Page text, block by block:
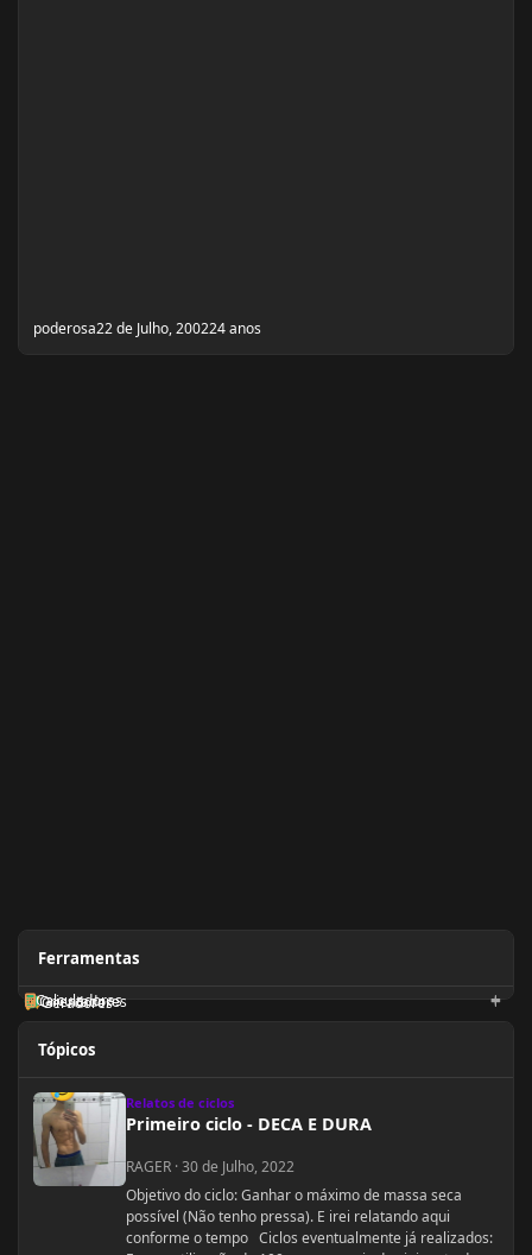
poderosa22 de Julho, 200224 anos
Ferramentas
Geradores
Orientadores
Calculadoras
Tópicos
Primeiro ciclo - DECA E DURA
Relatos de ciclos
Primeiro ciclo - DECA E DURA
RAGER ·30 de Julho, 2022
Objetivo do ciclo: Ganhar o máximo de massa seca
possível (Não tenho pressa). E irei relatando aqui
conforme o tempo Ciclos eventualmente já realizados: